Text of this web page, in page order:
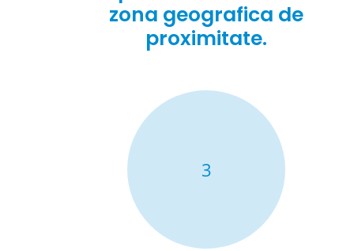
zona geografica de
proximitate.
3